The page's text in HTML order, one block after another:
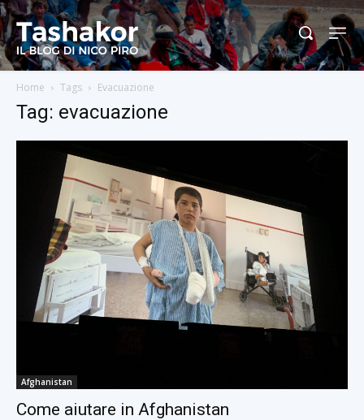
Home Tags Evacuazione
Tag: evacuazione
Afghanistan
Come aiutare in Afghanistan